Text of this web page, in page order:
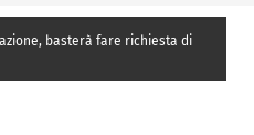
basterà fare richiesta di